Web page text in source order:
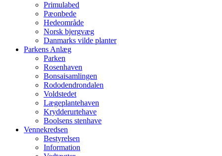
Primulabed
Pæonbede
Hedeområde
Norsk bjergvæg
Danmarks vilde planter
Parkens Anlæg
Parken
Rosenhaven
Bonsaisamlingen
Rododendrondalen
Voldstedet
Lægeplantehaven
Krydderurtehave
Boolsens stenhave
Vennekredsen
Bestyrelsen
Information